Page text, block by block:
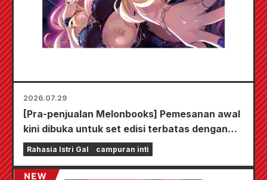
2026.07.29
[Pra-penjualan Melonbooks] Pemesanan awal
kini dibuka untuk set edisi terbatas dengan
playmat spesial yang menampilkan ilustrasi
Fuyuki Tojo yang sangat indah karya Kudou!
Volume 6 terbaru dari "The Secret of the Gal
Rahasia Istri Gal campuran inti